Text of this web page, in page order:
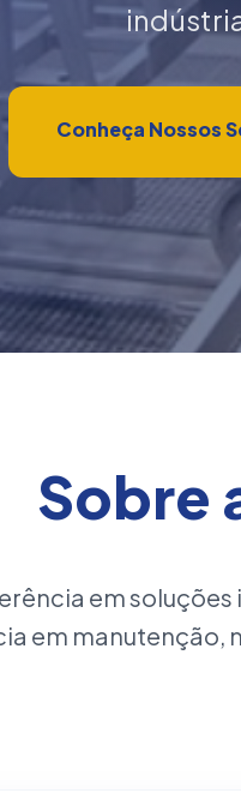
Conheça Nossos
Sobre
em
em manutenção,